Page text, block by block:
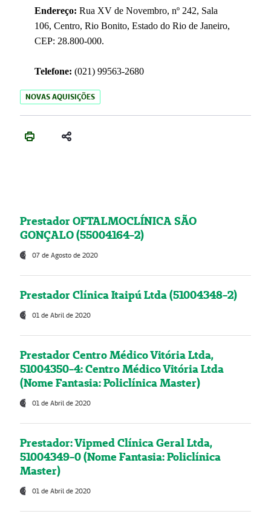
Endereço: Rua XV de Novembro, nº 242, Sala
106, Centro, Rio Bonito, Estado do Rio de Janeiro,
CEP: 28.800-000.
Telefone: (021) 99563-2680
NOVAS AQUISIÇÕES
Prestador OFTALMOCLÍNICA SÃO
GONÇALO (55004164-2)
07 de Agosto de 2020
Prestador Clínica Itaipú Ltda (51004348-2)
01 de Abril de 2020
Prestador Centro Médico Vitória Ltda,
51004350-4: Centro Médico Vitória Ltda
(Nome Fantasia: Policlínica Master)
01 de Abril de 2020
Prestador: Vipmed Clínica Geral Ltda,
51004349-0 (Nome Fantasia: Policlínica
Master)
01 de Abril de 2020